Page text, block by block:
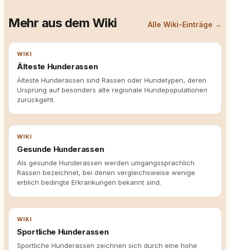
Mehr aus dem Wiki Alle Wiki-Einträge →
WIKI
Älteste Hunderassen
Älteste Hunderassen sind Rassen oder Hundetypen, deren
Ursprung auf besonders alte regionale Hundepopulationen
zurückgeht.
WIKI
Gesunde Hunderassen
Als gesunde Hunderassen werden umgangssprachlich
Rassen bezeichnet, bei denen vergleichsweise wenige
erblich bedingte Erkrankungen bekannt sind.
WIKI
Sportliche Hunderassen
Sportliche Hunderassen zeichnen sich durch eine hohe